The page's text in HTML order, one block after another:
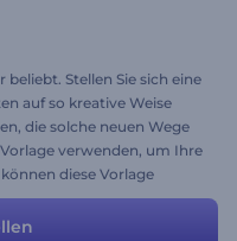
Stellen Sie sich eine
auf so kreative Weise
die solche neuen Wege
Vorlage verwenden, um Ihre
diese Vorlage
zu erhalten.